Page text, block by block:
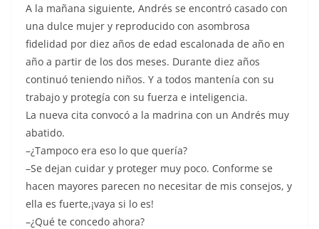
A la mañana siguiente, Andrés se encontró casado con
una dulce mujer y reproducido con asombrosa
fidelidad por diez años de edad escalonada de año en
año a partir de los dos meses. Durante diez años
continuó teniendo niños. Y a todos mantenía con su
trabajo y protegía con su fuerza e inteligencia.
La nueva cita convocó a la madrina con un Andrés muy
abatido.
–¿Tampoco era eso lo que quería?
–Se dejan cuidar y proteger muy poco. Conforme se
hacen mayores parecen no necesitar de mis consejos, y
ella es fuerte,¡vaya si lo es!
–¿Qué te concedo ahora?